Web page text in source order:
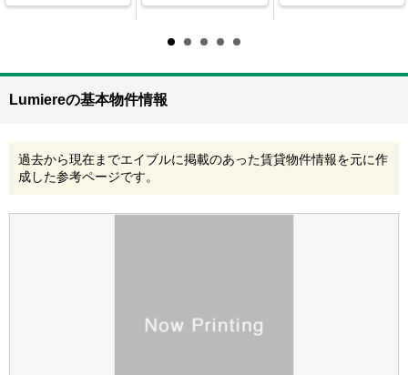
Lumiereの基本物件情報
過去から現在までエイブルに掲載のあった賃貸物件情報を元に作
成した参考ページです。